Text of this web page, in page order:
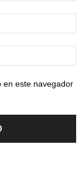
en este navegador